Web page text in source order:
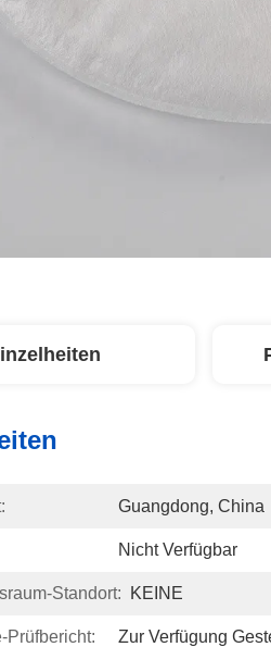
Guangdong, China
Nicht Verfügbar
Standort: KEINE
Prüfbericht: Zur Verfügung